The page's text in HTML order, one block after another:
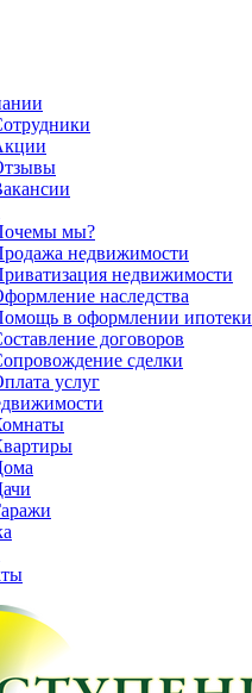
мы?
недвижимости
недвижимости
наследства
в оформлении ипотеки
договоров
сделки
услуг